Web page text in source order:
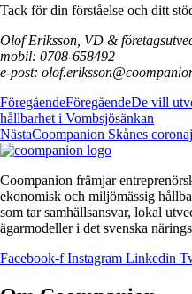
Tack för din förståelse och ditt
Olof Eriksson, VD &
mobil: 0708-658492
e-post:
FöregåendeFöregåendeDe vill
hållbarhet i Vombsjösänkan
NästaCoompanion Skånes
Coompanion främjar
ekonomisk och miljömässig
som tar samhällsansvar, lokal
ägarmodeller i det svenska
Facebook-f Instagram Linkedin